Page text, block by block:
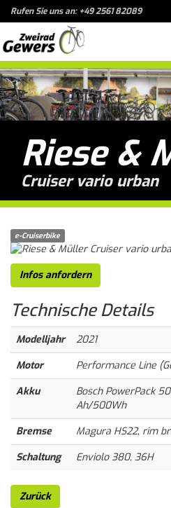
Rufen Sie uns an: +49 2561 82089
Riese &
Cruiser vario urban
e-Cruiserbike
Infos anfordern
TechnischeDetails
Modelljahr
2021
Motor
Performance Line
Akku
Bosch PowerPack
Ah/500Wh
Bremse
Magura HS22, rim
Schaltung
Enviolo 380, 36H
Zurück